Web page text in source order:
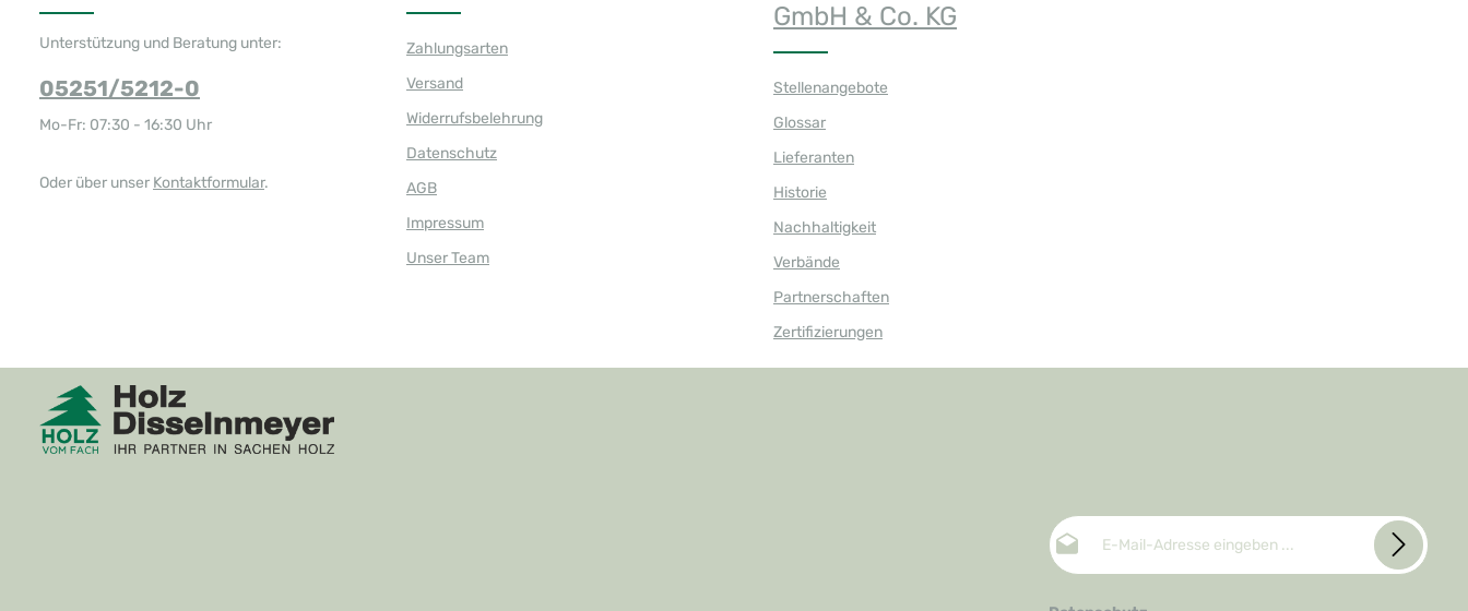
Unterstützung und Beratung unter:
05251/5212-0
Mo-Fr: 07:30 - 16:30 Uhr
Oder über unser Kontaktformular.
Zahlungsarten
Versand
Widerrufsbelehrung
Datenschutz
AGB
Impressum
Unser Team
GmbH & Co. KG
Stellenangebote
Glossar
Lieferanten
Historie
Nachhaltigkeit
Verbände
Partnerschaften
Zertifizierungen
E-Mail-Adresse*